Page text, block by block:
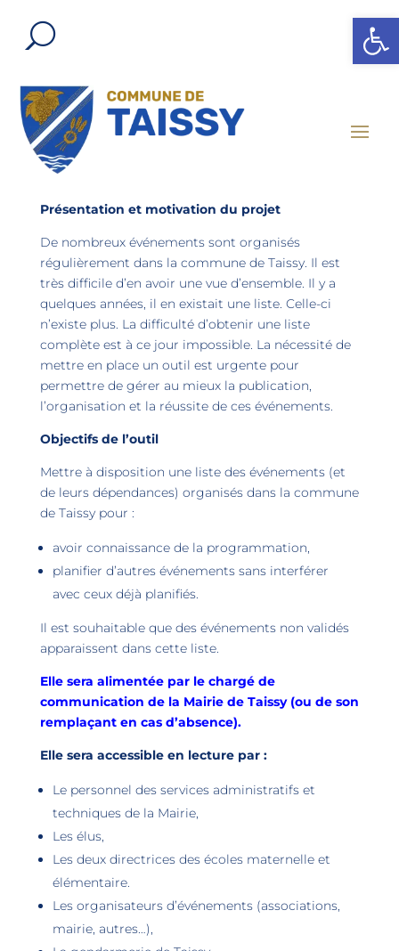
Ouvrir
Présentation et motivation du projet
De nombreux événements sont organisés
régulièrement dans la commune de Taissy. Il est
très difficile d’en avoir une vue d’ensemble. Il y a
quelques années, il en existait une liste. Celle-ci
n’existe plus. La difficulté d’obtenir une liste
complète est à ce jour impossible. La nécessité de
mettre en place un outil est urgente pour
permettre de gérer au mieux la publication,
l’organisation et la réussite de ces événements.
Objectifs de l’outil
Mettre à disposition une liste des événements (et
de leurs dépendances) organisés dans la commune
de Taissy pour :
avoir connaissance de la programmation,
planifier d’autres événements sans interférer
avec ceux déjà planifiés.
Il est souhaitable que des événements non validés
apparaissent dans cette liste.
Elle sera alimentée par le chargé de
communication de la Mairie de Taissy (ou de son
remplaçant en cas d’absence).
Elle sera accessible en lecture par :
Le personnel des services administratifs et
techniques de la Mairie,
Les élus,
Les deux directrices des écoles maternelle et
élémentaire.
Les organisateurs d’événements (associations,
mairie, autres…),